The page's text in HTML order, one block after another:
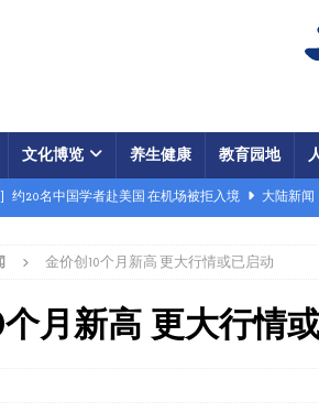
文化博览 养生健康 教育园地
约20名中国学者赴美国 在机场被拒入境 大陆新闻
] 伊朗被曝密购中共间谍卫星 瞄准美军基地
【时事金扫描】四艘中国油轮闯关记 美军结盟控制
专家：美军军事胜利牵动中共军中震荡 国际新闻
金价创10个月新高 更大行情或已启动
月新高 更大行情